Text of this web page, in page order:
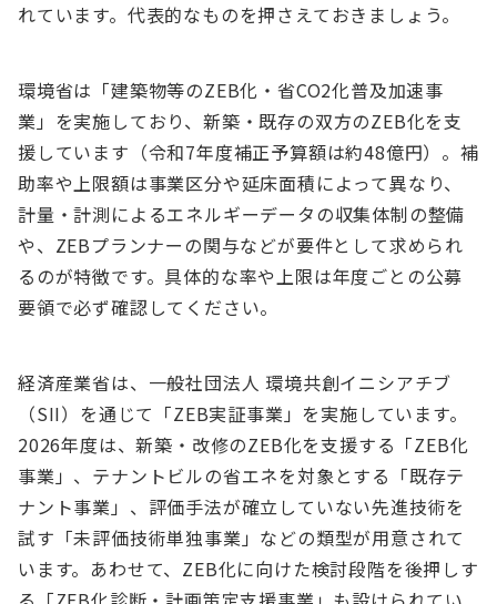
れています。代表的なものを押さえておきましょう。
環境省は「建築物等のZEB化・省CO2化普及加速事
業」を実施しており、新築・既存の双方のZEB化を支
援しています（令和7年度補正予算額は約48億円）。補
助率や上限額は事業区分や延床面積によって異なり、
計量・計測によるエネルギーデータの収集体制の整備
や、ZEBプランナーの関与などが要件として求められ
るのが特徴です。具体的な率や上限は年度ごとの公募
要領で必ず確認してください。
経済産業省は、一般社団法人 環境共創イニシアチブ
（SII）を通じて「ZEB実証事業」を実施しています。
2026年度は、新築・改修のZEB化を支援する「ZEB化
事業」、テナントビルの省エネを対象とする「既存テ
ナント事業」、評価手法が確立していない先進技術を
試す「未評価技術単独事業」などの類型が用意されて
います。あわせて、ZEB化に向けた検討段階を後押しす